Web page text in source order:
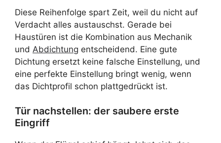
Diese Reihenfolge spart Zeit, weil du nicht auf
Verdacht alles austauschst. Gerade bei
Haustüren ist die Kombination aus Mechanik
und Abdichtung entscheidend. Eine gute
Dichtung ersetzt keine falsche Einstellung, und
eine perfekte Einstellung bringt wenig, wenn
das Dichtprofil schon plattgedrückt ist.
Tür nachstellen: der saubere erste
Eingriff